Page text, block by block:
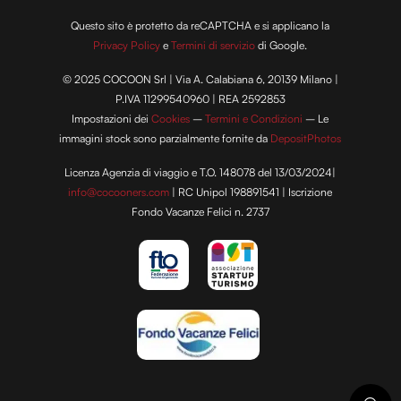
Questo sito è protetto da reCAPTCHA e si applicano la
Privacy Policy eTermini di servizio di Google.
© 2025 COCOON Srl | Via A. Calabiana 6, 20139 Milano |
P.IVA 11299540960 | REA 2592853
Impostazioni deiCookies –Termini e Condizioni – Le
immagini stock sono parzialmente fornite da DepositPhotos
Licenza Agenzia di viaggio e T.O. 148078 del 13/03/2024|
info@cocooners.com | RC Unipol 198891541 | Iscrizione
Fondo Vacanze Felici n. 2737